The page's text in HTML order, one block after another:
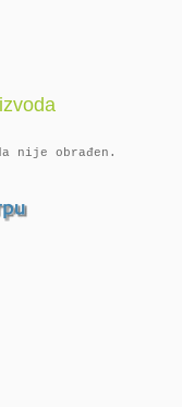
nije obrađen.